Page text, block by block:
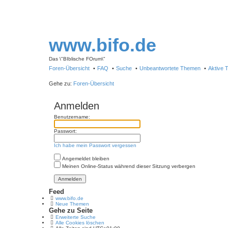
www.bifo.de
Das \"BIblische FOrum\"
Foren-Übersicht FAQ Suche Unbeantwortete Themen Aktive
Gehe zu: Foren-Übersicht
Anmelden
Benutzername:
Passwort:
Ich habe mein Passwort vergessen
Angemeldet bleiben
Meinen Online-Status während dieser Sitzung verbergen
Feed
www.bifo.de
Neue Themen
Gehe zu Seite
Erweiterte Suche
Alle Cookies löschen